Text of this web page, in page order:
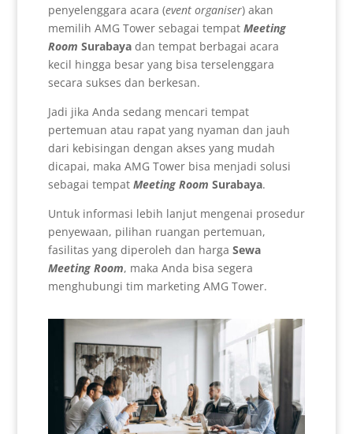
penyelenggara acara (event organiser) akan
memilih AMG Tower sebagai tempat Meeting
Room Surabayadan tempat berbagai acara
kecil hingga besar yang bisa terselenggara
secara sukses dan berkesan.
Jadi jika Anda sedang mencari tempat
pertemuan atau rapat yang nyaman dan jauh
dari kebisingan dengan akses yang mudah
dicapai, maka AMG Tower bisa menjadi solusi
sebagai tempat Meeting Room Surabaya.
Untuk informasi lebih lanjut mengenai prosedur
penyewaan, pilihan ruangan pertemuan,
fasilitas yang diperoleh dan harga Sewa
Meeting Room, maka Anda bisa segera
menghubungi tim marketing AMG Tower.